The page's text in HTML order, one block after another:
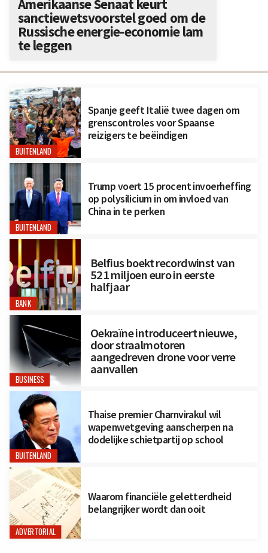
BUITENLAND
Spanje geeft Italië twee dagen om
grenscontroles voor Spaanse
reizigers te beëindigen
BUITENLAND
Trump voert 15 procent invoerheffing
op polysilicium in om invloed van
China in te perken
BANK
Belfius boekt recordwinst van
521 miljoen euro in eerste
halfjaar
BUSINESS
Oekraïne introduceert nieuwe,
door straalmotoren
aangedreven drone voor verre
aanvallen
BUITENLAND
Thaise premier Charnvirakul wil
wapenwetgeving aanscherpen na
dodelijke schietpartij op school
ADVERTORIAL
Waarom financiële geletterdheid
belangrijker wordt dan ooit
Amerikaanse Senaat keurt
sanctiewetsvoorstel goed om de
Russische energie-economie lam
te leggen